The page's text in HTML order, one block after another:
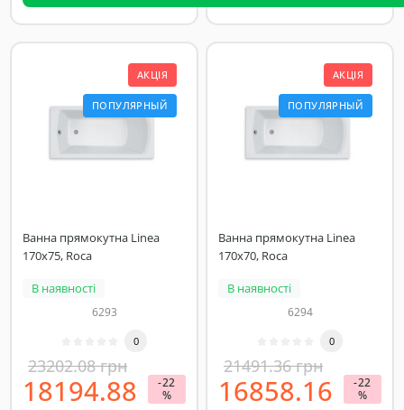
АКЦІЯ
ПОПУЛЯРНЫЙ
Ванна прямокутна Linea
170х75, Roca
В наявності
6293
0
23202.08 грн
-22
%
18194.88
АКЦІЯ
ПОПУЛЯРНЫЙ
Ванна прямокутна Linea
170х70, Roca
В наявності
6294
0
21491.36 грн
-22
%
16858.16